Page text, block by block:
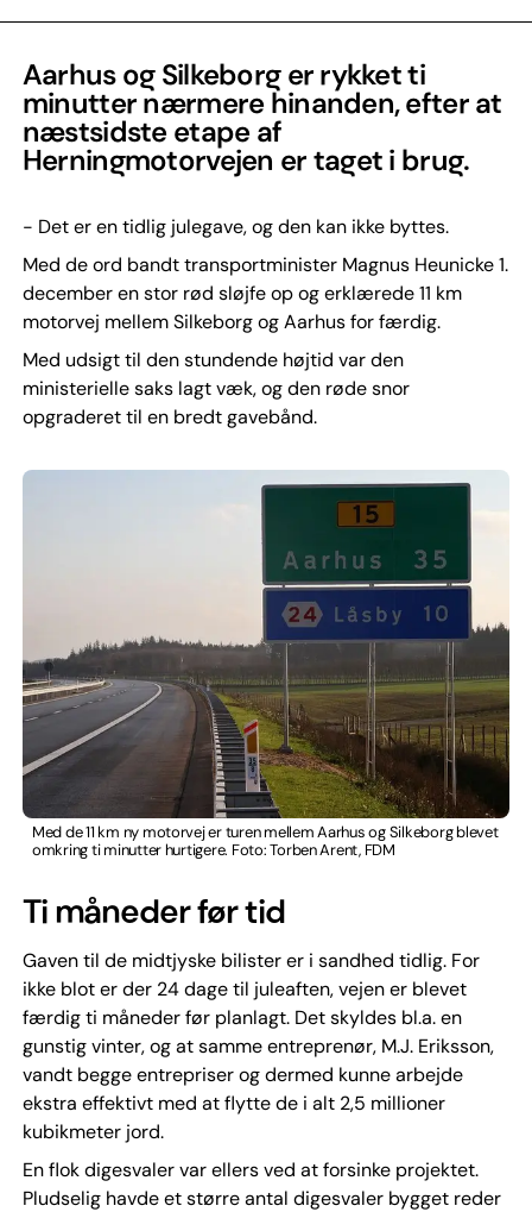
Aarhus og Silkeborg er rykket ti
minutter nærmere hinanden, efter at
næstsidste etape af
Herningmotorvejen er taget i brug.
- Det er en tidlig julegave, og den kan ikke byttes.
Med de ord bandt transportminister Magnus Heunicke 1.
december en stor rød sløjfe op og erklærede 11 km
motorvej mellem Silkeborg og Aarhus for færdig.
Med udsigt til den stundende højtid var den
ministerielle saks lagt væk, og den røde snor
opgraderet til en bredt gavebånd.
Med de 11 km ny motorvej er turen mellem Aarhus og Silkeborg blevet
omkring ti minutter hurtigere. Foto: Torben Arent, FDM
Ti måneder før tid
Gaven til de midtjyske bilister er i sandhed tidlig. For
ikke blot er der 24 dage til juleaften, vejen er blevet
færdig ti måneder før planlagt. Det skyldes bl.a. en
gunstig vinter, og at samme entreprenør, M.J. Eriksson,
vandt begge entrepriser og dermed kunne arbejde
ekstra effektivt med at flytte de i alt 2,5 millioner
kubikmeter jord.
En flok digesvaler var ellers ved at forsinke projektet.
Pludselig havde et større antal digesvaler bygget reder